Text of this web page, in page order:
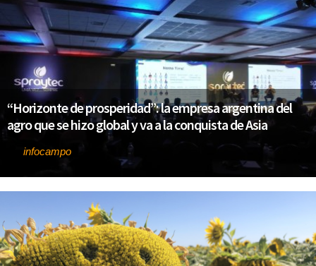
“Horizonte de prosperidad”: la empresa argentina del
agro que se hizo global y va a la conquista de Asia
infocampo